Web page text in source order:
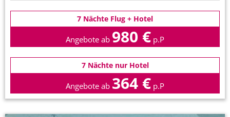
7 Nächte Flug + Hotel
Angebote ab 980 € p.P
7 Nächte nur Hotel
Angebote ab 364 € p.P